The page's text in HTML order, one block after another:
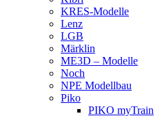
KRES-Modelle
Lenz
LGB
Märklin
ME3D – Modelle
Noch
NPE Modellbau
Piko
PIKO myTrain